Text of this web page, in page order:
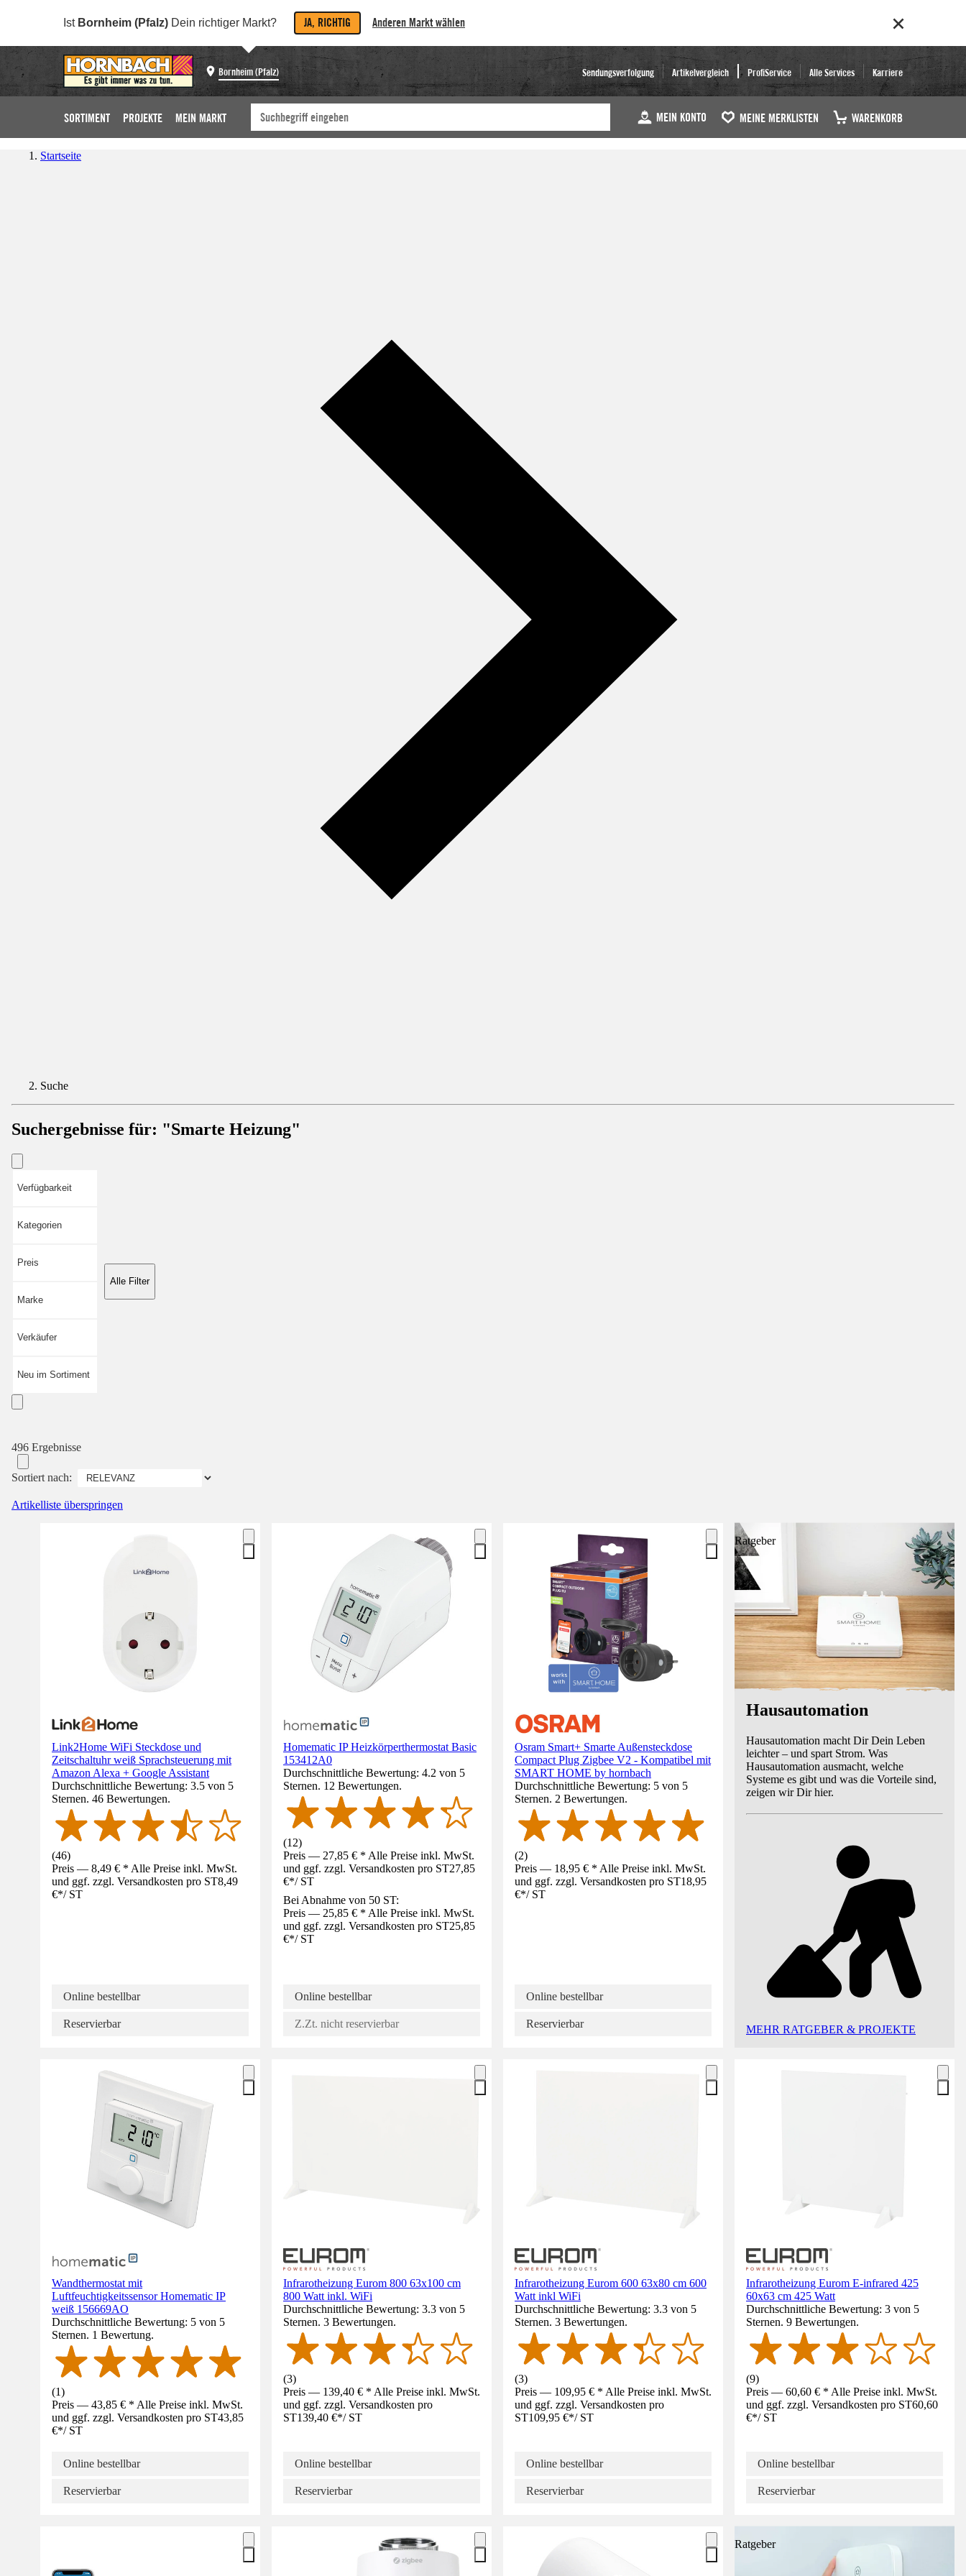
Ist Bornheim (Pfalz) Dein richtiger Markt? JA, RICHTIG Anderen Markt wählen
Bornheim (Pfalz) Sendungsverfolgung Artikelvergleich ProfiService Alle Services Karriere
SORTIMENT PROJEKTE MEIN MARKT MEIN KONTO MEINE MERKLISTEN WARENKORB
Startseite
Suche
Suchergebnisse für: "Smarte Heizung"
Verfügbarkeit
Kategorien
Preis
Marke
Verkäufer
Neu im Sortiment
Alle Filter
496 Ergebnisse
Sortiert nach:
Artikelliste überspringen
Link2Home WiFi Steckdose und
Zeitschaltuhr weiß Sprachsteuerung mit
Amazon Alexa + Google Assistant
Durchschnittliche Bewertung: 3.5 von 5
Sternen. 46 Bewertungen.
(46)
Preis — 8,49 € * Alle Preise inkl. MwSt.
und ggf. zzgl. Versandkosten pro ST8,49
€*/ ST
Online bestellbar
Reservierbar
Homematic IP Heizkörperthermostat Basic
153412A0
Durchschnittliche Bewertung: 4.2 von 5
Sternen. 12 Bewertungen.
(12)
Preis — 27,85 € * Alle Preise inkl. MwSt.
und ggf. zzgl. Versandkosten pro ST27,85
€*/ ST
Bei Abnahme von 50 ST:
Preis — 25,85 € * Alle Preise inkl. MwSt.
und ggf. zzgl. Versandkosten pro ST25,85
€*/ ST
Online bestellbar
Z.Zt. nicht reservierbar
Osram Smart+ Smarte Außensteckdose
Compact Plug Zigbee V2 - Kompatibel mit
SMART HOME by hornbach
Durchschnittliche Bewertung: 5 von 5
Sternen. 2 Bewertungen.
(2)
Preis — 18,95 € * Alle Preise inkl. MwSt.
und ggf. zzgl. Versandkosten pro ST18,95
€*/ ST
Online bestellbar
Reservierbar
Ratgeber
Hausautomation
Hausautomation macht Dir Dein Leben
leichter – und spart Strom. Was
Hausautomation ausmacht, welche
Systeme es gibt und was die Vorteile sind,
zeigen wir Dir hier.
MEHR RATGEBER & PROJEKTE
Wandthermostat mit
Luftfeuchtigkeitssensor Homematic IP
weiß 156669AO
Durchschnittliche Bewertung: 5 von 5
Sternen. 1 Bewertung.
(1)
Preis — 43,85 € * Alle Preise inkl. MwSt.
und ggf. zzgl. Versandkosten pro ST43,85
€*/ ST
Online bestellbar
Reservierbar
Infrarotheizung Eurom 800 63x100 cm
800 Watt inkl. WiFi
Durchschnittliche Bewertung: 3.3 von 5
Sternen. 3 Bewertungen.
(3)
Preis — 139,40 € * Alle Preise inkl. MwSt.
und ggf. zzgl. Versandkosten pro
ST139,40 €*/ ST
Online bestellbar
Reservierbar
Infrarotheizung Eurom 600 63x80 cm 600
Watt inkl WiFi
Durchschnittliche Bewertung: 3.3 von 5
Sternen. 3 Bewertungen.
(3)
Preis — 109,95 € * Alle Preise inkl. MwSt.
und ggf. zzgl. Versandkosten pro
ST109,95 €*/ ST
Online bestellbar
Reservierbar
Infrarotheizung Eurom E-infrared 425
60x63 cm 425 Watt
Durchschnittliche Bewertung: 3 von 5
Sternen. 9 Bewertungen.
(9)
Preis — 60,60 € * Alle Preise inkl. MwSt.
und ggf. zzgl. Versandkosten pro ST60,60
€*/ ST
Online bestellbar
Reservierbar
Ratgeber